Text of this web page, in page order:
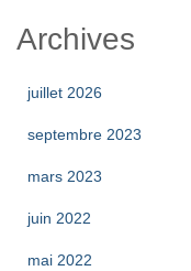
Archives
juillet 2026
septembre 2023
mars 2023
juin 2022
mai 2022